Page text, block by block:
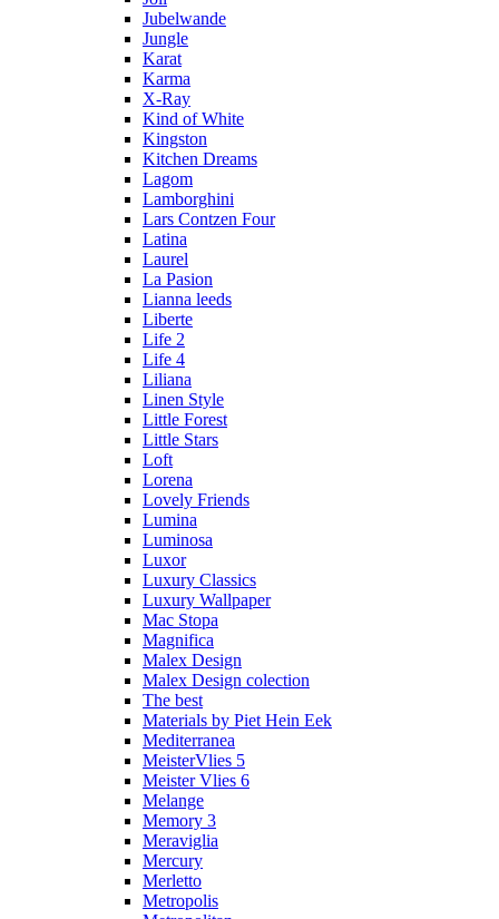
Jubelwande
Jungle
Karat
Karma
Х-Ray
Kind of White
Kingston
Kitchen Dreams
Lagom
Lamborghini
Lars Contzen Four
Latina
Laurel
La Pasion
Lianna leeds
Liberte
Life 2
Life 4
Liliana
Linen Style
Little Forest
Little Stars
Loft
Lorena
Lovely Friends
Lumina
Luminosa
Luxor
Luxury Classics
Luxury Wallpaper
Mac Stopa
Magnifica
Malex Design
Malex Design colection
The best
Materials by Piet Hein Eek
Mediterranea
MeisterVlies 5
Meister Vlies 6
Melange
Memory 3
Meraviglia
Mercury
Merletto
Metropolis